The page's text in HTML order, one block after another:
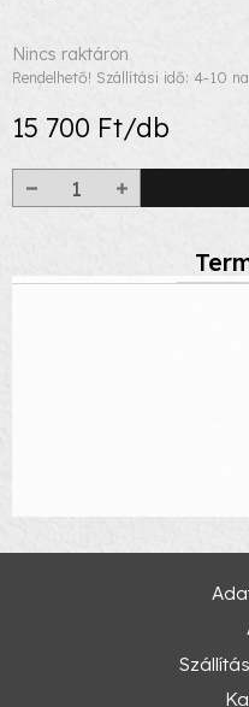
Nincs raktáron
Rendelhető! Szállítási idő: 4-10
15 700 Ft/db